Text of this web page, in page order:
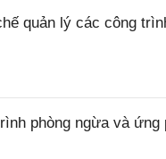
quản lý các công
phòng ngừa và ứng